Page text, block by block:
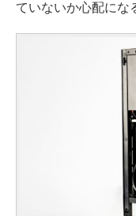
ていないか心配にな